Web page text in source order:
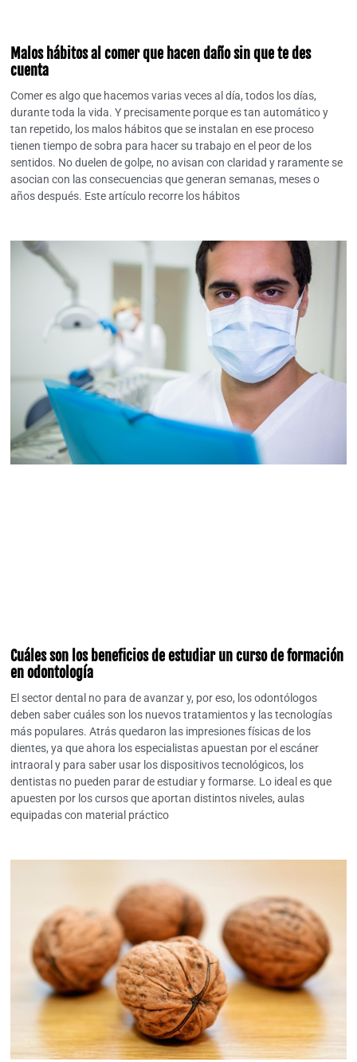
Malos hábitos al comer que hacen daño sin que te des
cuenta
Comer es algo que hacemos varias veces al día, todos los días,
durante toda la vida. Y precisamente porque es tan automático y
tan repetido, los malos hábitos que se instalan en ese proceso
tienen tiempo de sobra para hacer su trabajo en el peor de los
sentidos. No duelen de golpe, no avisan con claridad y raramente se
asocian con las consecuencias que generan semanas, meses o
años después. Este artículo recorre los hábitos
Cuáles son los beneficios de estudiar un curso de formación
en odontología
El sector dental no para de avanzar y, por eso, los odontólogos
deben saber cuáles son los nuevos tratamientos y las tecnologías
más populares. Atrás quedaron las impresiones físicas de los
dientes, ya que ahora los especialistas apuestan por el escáner
intraoral y para saber usar los dispositivos tecnológicos, los
dentistas no pueden parar de estudiar y formarse. Lo ideal es que
apuesten por los cursos que aportan distintos niveles, aulas
equipadas con material práctico